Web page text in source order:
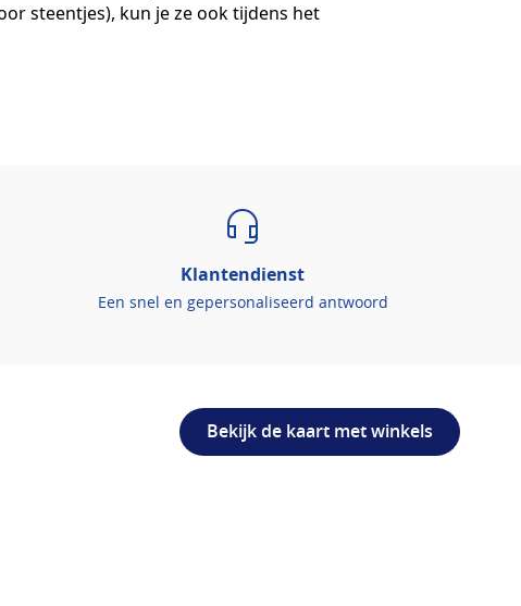
steentjes), kun je ze ook tijdens het
Klantendienst
Een snel en gepersonaliseerd antwoord
Bekijk de kaart met winkels